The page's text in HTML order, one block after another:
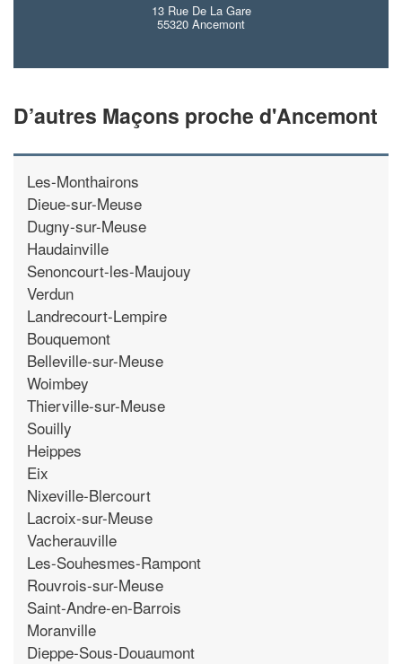
13 Rue De La Gare
55320 Ancemont
D’autres Maçons proche d'Ancemont
Les-Monthairons
Dieue-sur-Meuse
Dugny-sur-Meuse
Haudainville
Senoncourt-les-Maujouy
Verdun
Landrecourt-Lempire
Bouquemont
Belleville-sur-Meuse
Woimbey
Thierville-sur-Meuse
Souilly
Heippes
Eix
Nixeville-Blercourt
Lacroix-sur-Meuse
Vacherauville
Les-Souhesmes-Rampont
Rouvrois-sur-Meuse
Saint-Andre-en-Barrois
Moranville
Dieppe-Sous-Douaumont